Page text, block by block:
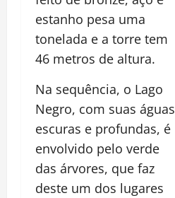
estanho pesa uma
tonelada e a torre tem
46 metros de altura.
Na sequência, o Lago
Negro, com suas águas
escuras e profundas, é
envolvido pelo verde
das árvores, que faz
deste um dos lugares